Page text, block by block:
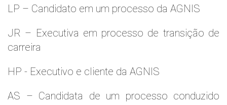
LP – Candidato em um processo da AGNIS
JR – Executiva em processo de transição de
carreira
HP - Executivo e cliente da AGNIS
AS – Candidata de um processo conduzido